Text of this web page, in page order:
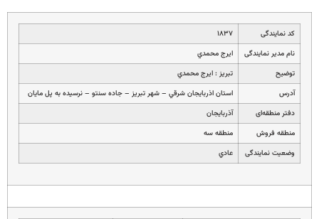
کد نمایندگی
۱۸۳۷
نام مدیر نمایندگی
ايرج محمدي
توضیح
تبريز : ايرج محمدي
آدرس
استان اذربايجان شرقي – شهر تبريز – جاده سنتو – نرسيده به پل مايان
دفتر منطقه‌ای
آذربايجان
منطقه فروش
منطقه سه
وضعیت نمایندگی
عادي